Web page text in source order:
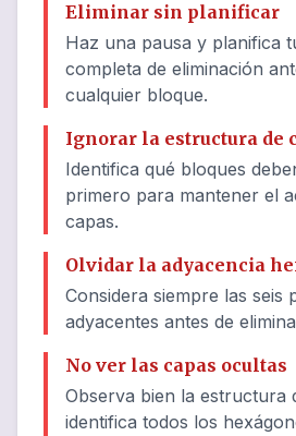
Eliminar sin planificar
Haz una pausa y planifica
completa de eliminación
cualquier bloque.
Ignorar la estructura de
Identifica qué bloques
primero para mantener el
capas.
Olvidar la adyacencia
Considera siempre las seis
adyacentes antes de
No ver las capas ocultas
Observa bien la estructura
identifica todos los